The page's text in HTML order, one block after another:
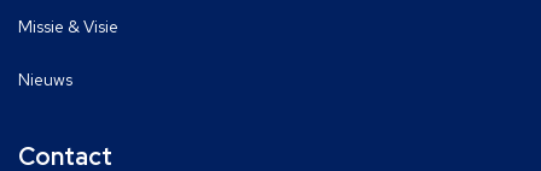
Missie & Visie
Nieuws
Contact